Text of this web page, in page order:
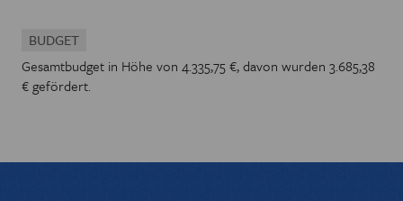
BUDGET
Gesamtbudget in Höhe von 4.335,75 €, davon wurden 3.685,38
€ gefördert.